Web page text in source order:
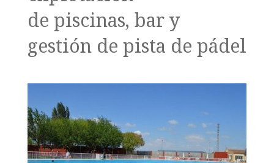
de piscinas, bar y
gestión de pista de pádel